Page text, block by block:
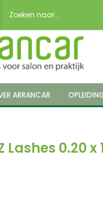
ARRANCAR
Lashes 0.20